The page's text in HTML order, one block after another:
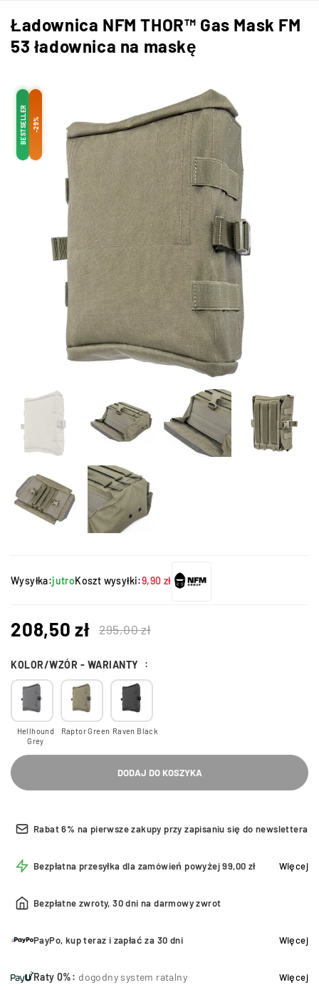
Ładownica NFM THOR™ Gas Mask FM
53 ładownica na maskę
BESTSELLER -29%
Wysyłka:jutroKoszt wysyłki:9,90 zł
295,00zł
208,50zł
KOLOR/WZÓR - WARIANTY
Hellhound
Grey
Raptor Green Raven Black
DODAJ DO KOSZYKA
Rabat 6% na pierwsze zakupy przy zapisaniu się do newslettera
Bezpłatna przesyłka dla zamówień powyżej 99,00 zł Więcej
Bezpłatne zwroty, 30 dni na darmowy zwrot
PayPo, kup teraz i zapłać za 30 dni Więcej
Raty 0%: dogodny system ratalny Więcej